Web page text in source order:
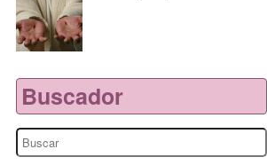
Buscador
Search
for: